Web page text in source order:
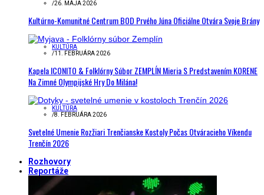
/26. MÁJA 2026
Kultúrno-Komunitné Centrum BOD Prvého Júna Oficiálne Otvára Svoje Brány
KULTÚRA
/11. FEBRUÁRA 2026
Kapela ICONITO & Folklórny Súbor ZEMPLÍN Mieria S Predstavením KORENE
Na Zimné Olympijské Hry Do Milána!
KULTÚRA
/8. FEBRUÁRA 2026
Svetelné Umenie Rozžiari Trenčianske Kostoly Počas Otváracieho Víkendu
Trenčín 2026
Rozhovory
Reportáže